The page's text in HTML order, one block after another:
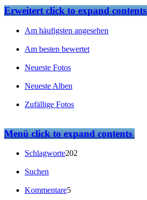
Erweitertclick to expand contents
Am häufigsten angesehen
Am besten bewertet
Neueste Fotos
Neueste Alben
Zufällige Fotos
Menüclick to expand contents
Schlagworte202
Suchen
Kommentare5